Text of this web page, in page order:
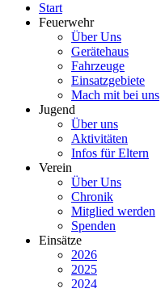
Start
Feuerwehr
Über Uns
Gerätehaus
Fahrzeuge
Einsatzgebiete
Mach mit bei uns
Jugend
Über uns
Aktivitäten
Infos für Eltern
Verein
Über Uns
Chronik
Mitglied werden
Spenden
Einsätze
2026
2025
2024